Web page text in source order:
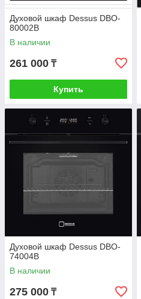
Духовой шкаф Dessus DBO-
80002B
В наличии
261 000 ₸
Купить
Духовой шкаф Dessus DBO-
74004B
В наличии
275 000 ₸